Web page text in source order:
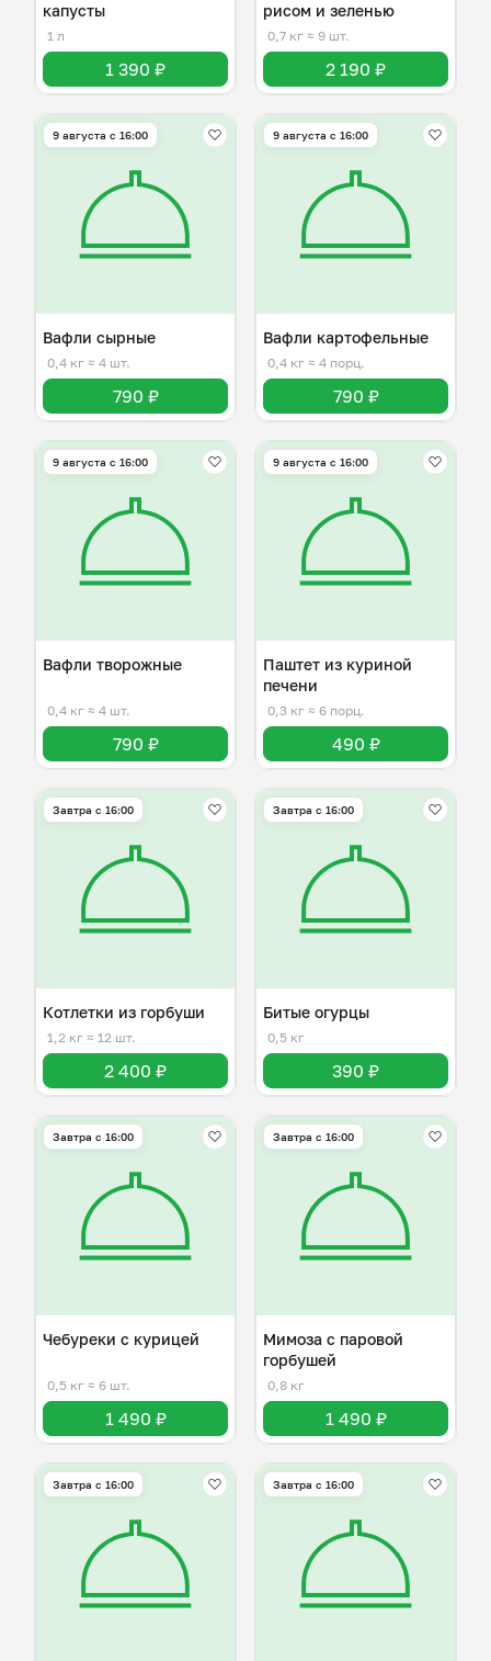
капусты
1 л
1 390 ₽
рисом и зеленью
0,7 кг ≈ 9 шт.
2 190 ₽
9 августа с 16:00
Вафли сырные
0,4 кг ≈ 4 шт.
790 ₽
9 августа с 16:00
Вафли картофельные
0,4 кг ≈ 4 порц.
790 ₽
9 августа с 16:00
Вафли творожные
0,4 кг ≈ 4 шт.
790 ₽
9 августа с 16:00
Паштет из куриной
печени
0,3 кг ≈ 6 порц.
490 ₽
Завтра c 16:00
Котлетки из горбуши
1,2 кг ≈ 12 шт.
2 400 ₽
Завтра c 16:00
Битые огурцы
0,5 кг
390 ₽
Завтра c 16:00
Чебуреки с курицей
0,5 кг ≈ 6 шт.
1 490 ₽
Завтра c 16:00
Мимоза с паровой
горбушей
0,8 кг
1 490 ₽
Завтра c 16:00 Завтра c 16:00